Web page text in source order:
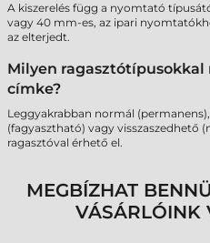
A kiszerelés függ a nyomtató
vagy 40 mm-es, az ipari
az elterjedt.
Milyen
címke?
Leggyakrabban normál
(fagyasztható) vagy visszaszedhető
ragasztóval érhető el.
MEGBÍZHAT
VÁSÁRLÓINK